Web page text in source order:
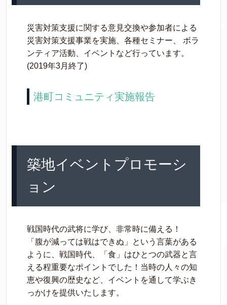
災害対策支援に関する意見交換や参加者による
災害対策支援事業を実施、各種セミナー、 ボラ
ンティア活動、イベントなど行っています。
(2019年3月終了)
港町コミュニティ実施報告
築地イベントプロモーシ
ョン
戦国時代の武将に学び、非常時に備える！
「腹が減っては戦はできぬ」という言葉がある
ように、戦国時代、「食」はひとつの武器と言
える程重要なポイントでした！当時の人々の知
恵や復興の歴史など、イベントを通して学ぶき
っかけを提供いたします。